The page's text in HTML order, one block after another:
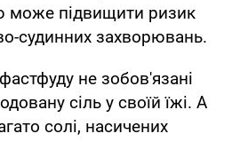
може підвищити ризик
судинних захворювань.
не зобов'язані
сіль у своїй їжі. А
солі, насичених